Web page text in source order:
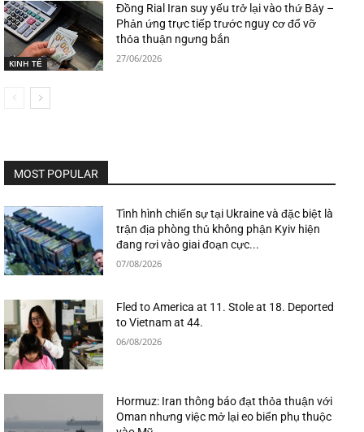
KINH TẾ
Đồng Rial Iran suy yếu trở lại vào thứ Bảy –
Phản ứng trực tiếp trước nguy cơ đổ vỡ
thỏa thuận ngưng bắn
27/06/2026
MOST POPULAR
Tình hình chiến sự tại Ukraine và đặc biệt là
trận địa phòng thủ không phận Kyiv hiện
đang rơi vào giai đoạn cực...
07/08/2026
Fled to America at 11. Stole at 18. Deported
to Vietnam at 44.
06/08/2026
Hormuz: Iran thông báo đạt thỏa thuận với
Oman nhưng việc mở lại eo biển phụ thuộc